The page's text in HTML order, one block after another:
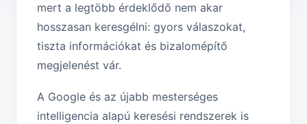
mert a legtöbb érdeklődő nem akar
hosszasan keresgélni: gyors válaszokat,
tiszta információkat és bizalomépítő
megjelenést vár.
A Google és az újabb mesterséges
intelligencia alapú keresési rendszerek is